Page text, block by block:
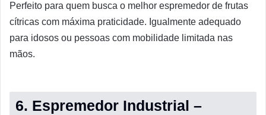
Perfeito para quem busca o melhor espremedor de frutas
cítricas com máxima praticidade. Igualmente adequado
para idosos ou pessoas com mobilidade limitada nas
mãos.
6. Espremedor Industrial –